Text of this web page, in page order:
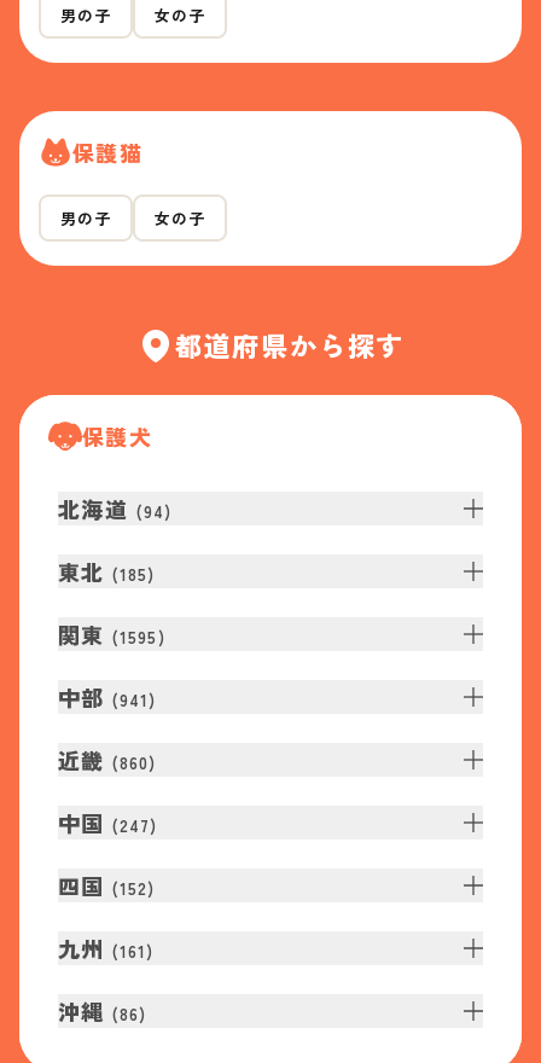
男の子 女の子
保護猫
男の子 女の子
都道府県から探す
保護犬
北海道 (94)
東北 (185)
関東 (1595 )
中部 (941 )
近畿 (860)
中国 (247)
四国 (152)
九州 (161 )
沖縄 (86)